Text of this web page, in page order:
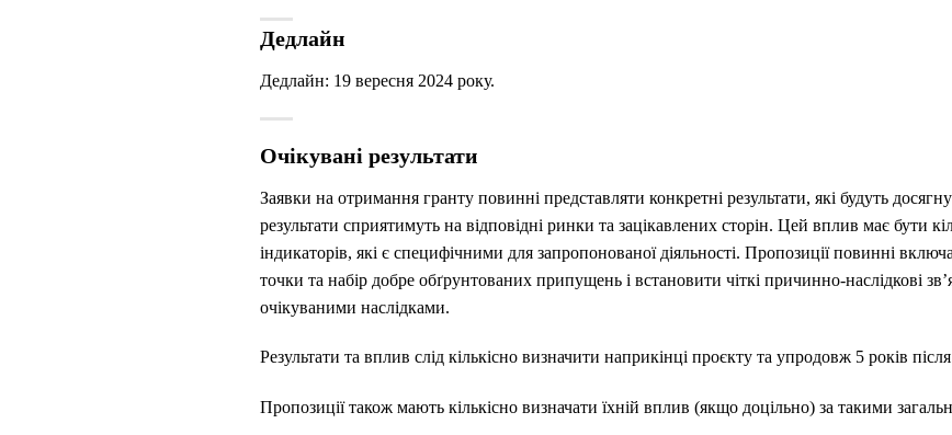
Дедлайн
Дедлайн: 19 вересня 2024 року.
Очікувані результати
Заявки на отримання гранту повинні представляти конкретні результати, які будуть
результати сприятимуть на відповідні ринки та зацікавлених сторін. Цей вплив має бути
індикаторів, які є специфічними для запропонованої діяльності. Пропозиції повинні
точки та набір добре обґрунтованих припущень і встановити чіткі причинно-наслідкові
очікуваними наслідками.
Результати та вплив слід кількісно визначити наприкінці проєкту та упродовж 5 років
Пропозиції також мають кількісно визначати їхній вплив (якщо доцільно) за такими